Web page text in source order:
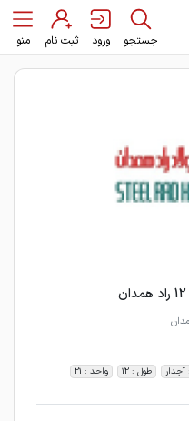
جستجو ورود ثبت نام منو
طول : 12 واحد : 21